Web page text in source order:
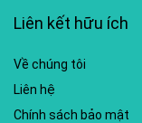
Liên kết hữu ích
Về chúng tôi
Liên hệ
Chính sách bảo mật